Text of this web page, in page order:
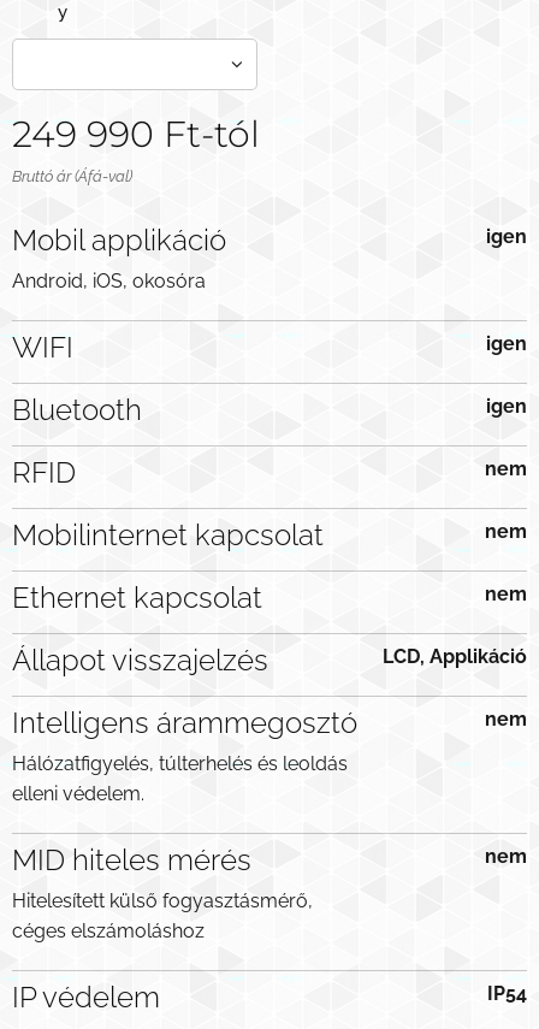
y
249 990 Ft-tól
Bruttó ár (Áfá-val)
Mobil applikáció
Android, iOS, okosóra
igen
WIFI igen
Bluetooth igen
RFID nem
Mobilinternet kapcsolat nem
Ethernet kapcsolat nem
Állapot visszajelzés LCD, Applikáció
Intelligens árammegosztó
Hálózatfigyelés, túlterhelés és leoldás
elleni védelem.
nem
MID hiteles mérés
Hitelesített külső fogyasztásmérő,
céges elszámoláshoz
nem
IP védelem IP54